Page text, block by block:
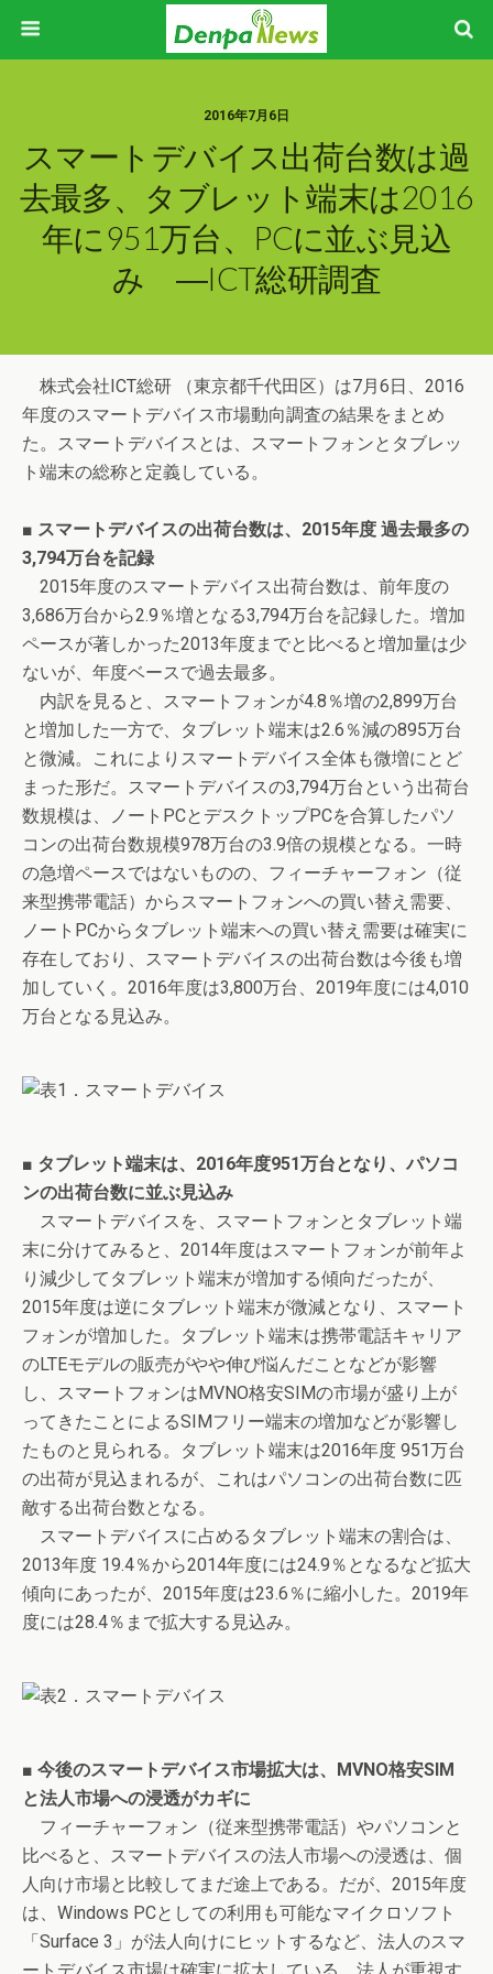
2016年7月6日
スマートデバイス出荷台数は過
去最多、タブレット端末は2016
年に951万台、PCに並ぶ見込
み ―ICT総研調査
株式会社ICT総研 （東京都千代田区）は7月6日、2016
年度のスマートデバイス市場動向調査の結果をまとめ
た。スマートデバイスとは、スマートフォンとタブレッ
ト端末の総称と定義している。
■ スマートデバイスの出荷台数は、2015年度 過去最多の
3,794万台を記録
2015年度のスマートデバイス出荷台数は、前年度の
3,686万台から2.9％増となる3,794万台を記録した。増加
ペースが著しかった2013年度までと比べると増加量は少
ないが、年度ベースで過去最多。
内訳を見ると、スマートフォンが4.8％増の2,899万台
と増加した一方で、タブレット端末は2.6％減の895万台
と微減。これによりスマートデバイス全体も微増にとど
まった形だ。スマートデバイスの3,794万台という出荷台
数規模は、ノートPCとデスクトップPCを合算したパソ
コンの出荷台数規模978万台の3.9倍の規模となる。一時
の急増ペースではないものの、フィーチャーフォン（従
来型携帯電話）からスマートフォンへの買い替え需要、
ノートPCからタブレット端末への買い替え需要は確実に
存在しており、スマートデバイスの出荷台数は今後も増
加していく。2016年度は3,800万台、2019年度には4,010
万台となる見込み。
■ タブレット端末は、2016年度951万台となり、パソコ
ンの出荷台数に並ぶ見込み
スマートデバイスを、スマートフォンとタブレット端
末に分けてみると、2014年度はスマートフォンが前年よ
り減少してタブレット端末が増加する傾向だったが、
2015年度は逆にタブレット端末が微減となり、スマート
フォンが増加した。タブレット端末は携帯電話キャリア
のLTEモデルの販売がやや伸び悩んだことなどが影響
し、スマートフォンはMVNO格安SIMの市場が盛り上が
ってきたことによるSIMフリー端末の増加などが影響し
たものと見られる。タブレット端末は2016年度 951万台
の出荷が見込まれるが、これはパソコンの出荷台数に匹
敵する出荷台数となる。
スマートデバイスに占めるタブレット端末の割合は、
2013年度 19.4％から2014年度には24.9％となるなど拡大
傾向にあったが、2015年度は23.6％に縮小した。2019年
度には28.4％まで拡大する見込み。
■ 今後のスマートデバイス市場拡大は、MVNO格安SIM
と法人市場への浸透がカギに
フィーチャーフォン（従来型携帯電話）やパソコンと
比べると、スマートデバイスの法人市場への浸透は、個
人向け市場と比較してまだ途上である。だが、2015年度
は、Windows PCとしての利用も可能なマイクロソフト
「Surface 3」が法人向けにヒットするなど、法人のスマ